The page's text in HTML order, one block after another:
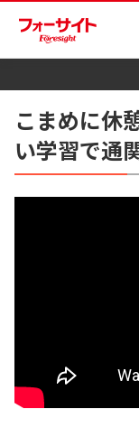
こまめに休
い学習で通